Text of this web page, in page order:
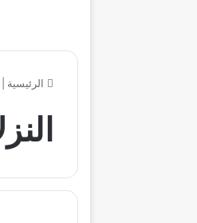
الرئيسية